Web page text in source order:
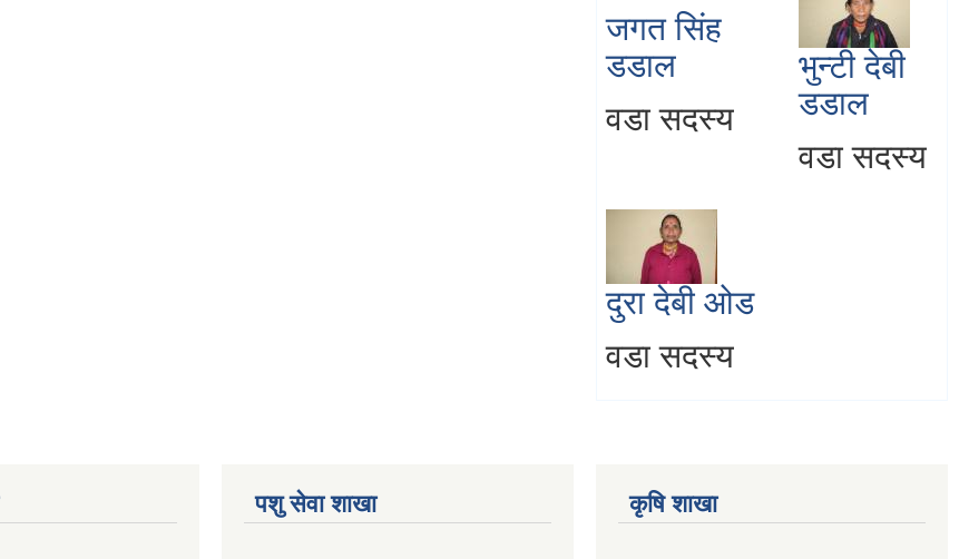
जगत सिंह
डडाल
वडा सदस्य
भुन्टी देबी
डडाल
वडा सदस्य
दुरा देबी ओड
वडा सदस्य
पशु सेवा शाखा कृषि शाखा